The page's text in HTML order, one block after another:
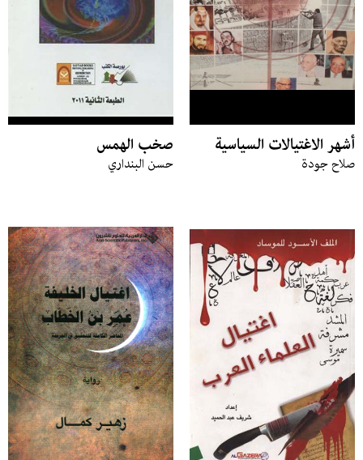
أشهر الاغتيالات السياسية
صلاح جودة
صخب الهمس
حسن البنداري